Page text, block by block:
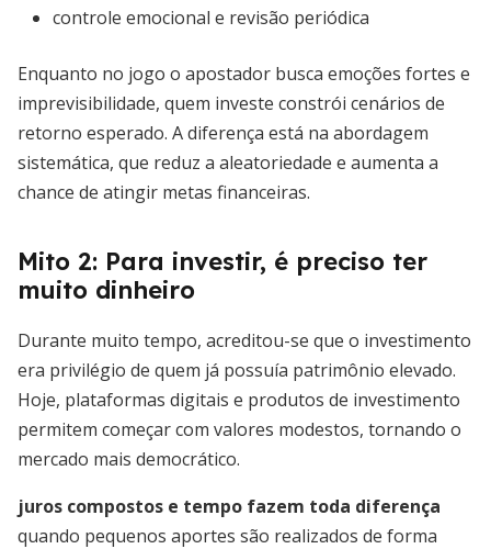
controle emocional e revisão periódica
Enquanto no jogo o apostador busca emoções fortes e
imprevisibilidade, quem investe constrói cenários de
retorno esperado. A diferença está na abordagem
sistemática, que reduz a aleatoriedade e aumenta a
chance de atingir metas financeiras.
Mito 2: Para investir, é preciso ter
muito dinheiro
Durante muito tempo, acreditou-se que o investimento
era privilégio de quem já possuía patrimônio elevado.
Hoje, plataformas digitais e produtos de investimento
permitem começar com valores modestos, tornando o
mercado mais democrático.
juros compostos e tempo fazem toda diferença
quando pequenos aportes são realizados de forma